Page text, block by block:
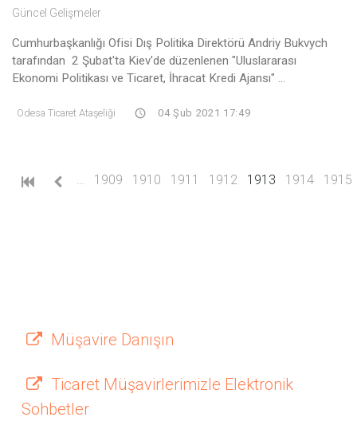
Güncel Gelişmeler
Cumhurbaşkanlığı Ofisi Dış Politika Direktörü Andriy Bukvych
tarafından 2 Şubat'ta Kiev'de düzenlenen "Uluslararası
Ekonomi Politikası ve Ticaret, İhracat Kredi Ajansı" ...
Odesa Ticaret Ataşeliği 04 Şub 2021 17:49
1909 1910 1911 1912 1913 (current)
1914 1915
Müşavire Danışın
Ticaret Müşavirlerimizle Elektronik
Sohbetler